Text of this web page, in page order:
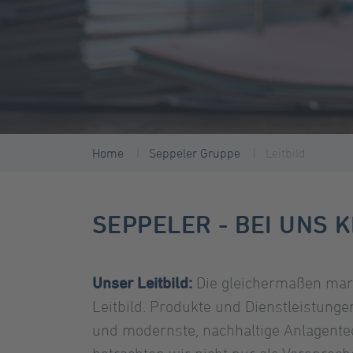
Home Seppeler Gruppe
SEPPELER - BEI UNS
Unser Leitbild: Die gleichermaßen
Leitbild. Produkte und
und modernste, nachhaltige